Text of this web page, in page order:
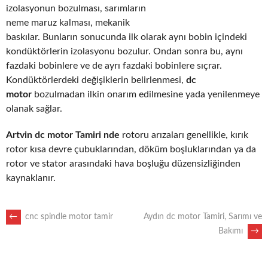
izolasyonun bozulması, sarımların
neme maruz kalması, mekanik
baskılar. Bunların sonucunda ilk olarak aynı bobin içindeki
kondüktörlerin izolasyonu bozulur. Ondan sonra bu, aynı
fazdaki bobinlere ve de ayrı fazdaki bobinlere sıçrar.
Kondüktörlerdeki değişiklerin belirlenmesi, dc
motor bozulmadan ilkin onarım edilmesine yada yenilenmeye
olanak sağlar.
Artvin dc motor Tamiri nde rotoru arızaları genellikle, kırık
rotor kısa devre çubuklarından, döküm boşluklarından ya da
rotor ve stator arasındaki hava boşluğu düzensizliğinden
kaynaklanır.
POST
← cnc spindle motor tamir
Aydın dc motor Tamiri, Sarımı ve
Bakımı
→